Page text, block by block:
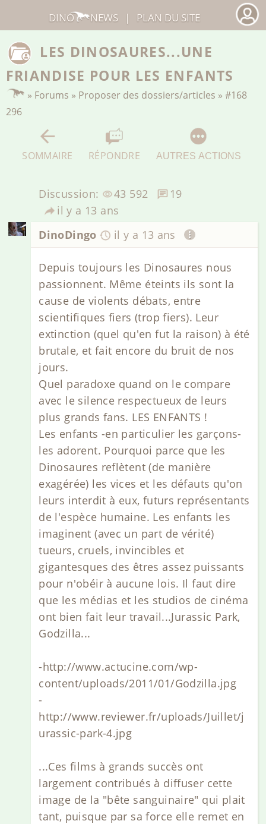
LES DINOSAURES...UNE
FRIANDISE POUR LES ENFANTS
» Forums » Proposer des dossiers/articles »#168
296
SOMMAIRE RÉPONDRE AUTRES ACTIONS
Discussion: 43 592
19
il y a 13 ans
DinoDingo
il y a 13 ans
Depuis toujours les Dinosaures nous
passionnent. Même éteints ils sont la
cause de violents débats, entre
scientifiques fiers (trop fiers). Leur
extinction (quel qu'en fut la raison) à été
brutale, et fait encore du bruit de nos
jours.
Quel paradoxe quand on le compare
avec le silence respectueux de leurs
plus grands fans. LES ENFANTS !
Les enfants -en particulier les garçons-
les adorent. Pourquoi parce que les
Dinosaures reflètent (de manière
exagérée) les vices et les défauts qu'on
leurs interdit à eux, futurs représentants
de l'espèce humaine. Les enfants les
imaginent (avec un part de vérité)
tueurs, cruels, invincibles et
gigantesques des êtres assez puissants
pour n'obéir à aucune lois. Il faut dire
que les médias et les studios de cinéma
ont bien fait leur travail...Jurassic Park,
Godzilla...
-http://www.actucine.com/wp-
content/uploads/2011/01/Godzilla.jpg
-
http://www.reviewer.fr/uploads/Juillet/j
urassic-park-4.jpg
...Ces films à grands succès ont
largement contribués à diffuser cette
image de la "bête sanguinaire" qui plait
tant, puisque par sa force elle remet en
DINO NEWS | PLAN DU SITE